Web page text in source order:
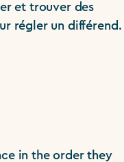
et trouver des
régler un différend.
in the order they